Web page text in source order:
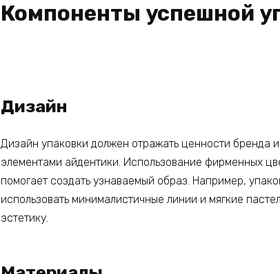
Компоненты успешной
Дизайн
Дизайн упаковки должен отражать ценности бренда
элементами айдентики. Использование фирменных
помогает создать узнаваемый образ. Например,
использовать минималистичные линии и мягкие
эстетику.